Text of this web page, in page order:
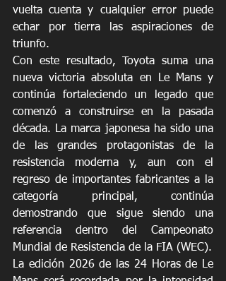
vuelta cuenta y cualquier error puede
echar por tierra las aspiraciones de
triunfo.
Con este resultado, Toyota suma una
nueva victoria absoluta en Le Mans y
continúa fortaleciendo un legado que
comenzó a construirse en la pasada
década. La marca japonesa ha sido una
de las grandes protagonistas de la
resistencia moderna y, aun con el
regreso de importantes fabricantes a la
categoría principal, continúa
demostrando que sigue siendo una
referencia dentro del Campeonato
Mundial de Resistencia de la FIA (WEC).
La edición 2026 de las 24 Horas de Le